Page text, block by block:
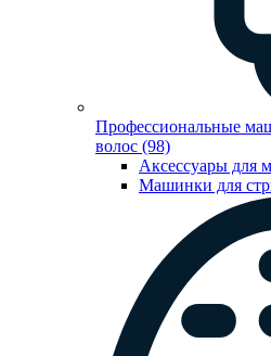
Профессиональные
волос (98)
Аксессуары для
Машинки для